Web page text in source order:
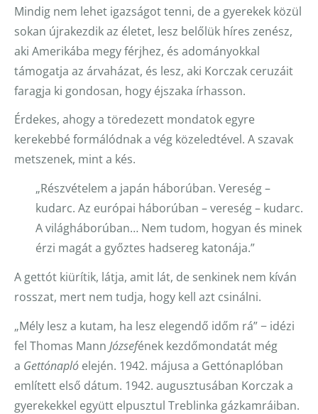
Mindig nem lehet igazságot tenni, de a gyerekek közül
sokan újrakezdik az életet, lesz belőlük híres zenész,
aki Amerikába megy férjhez, és adományokkal
támogatja az árvaházat, és lesz, aki Korczak ceruzáit
faragja ki gondosan, hogy éjszaka írhasson.
Érdekes, ahogy a töredezett mondatok egyre
kerekebbé formálódnak a vég közeledtével. A szavak
metszenek, mint a kés.
„Részvételem a japán háborúban. Vereség –
kudarc. Az európai háborúban – vereség – kudarc.
A világháborúban… Nem tudom, hogyan és minek
érzi magát a győztes hadsereg katonája.”
A gettót kiürítik, látja, amit lát, de senkinek nem kíván
rosszat, mert nem tudja, hogy kell azt csinálni.
„Mély lesz a kutam, ha lesz elegendő időm rá” − idézi
fel Thomas Mann Józsefének kezdőmondatát még
a Gettónapló elején. 1942. májusa a Gettónaplóban
említett első dátum. 1942. augusztusában Korczak a
gyerekekkel együtt elpusztul Treblinka gázkamráiban.